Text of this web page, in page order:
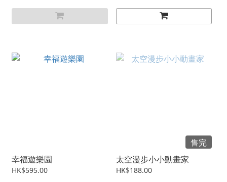
幸福遊樂園
HK$595.00
售完
太空漫步小小動畫家
HK$188.00